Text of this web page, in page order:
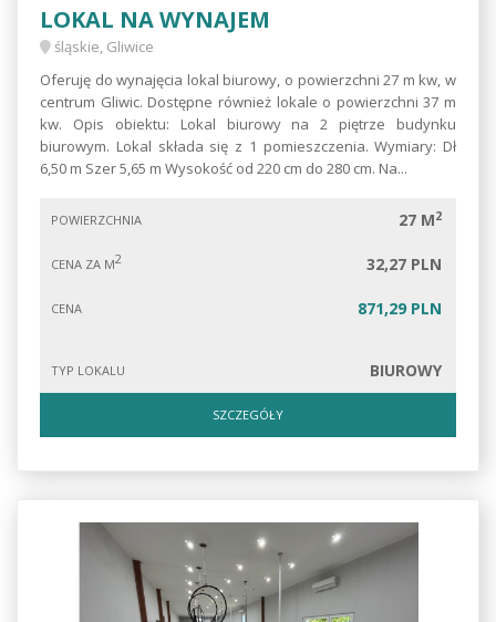
LOKAL NA WYNAJEM
śląskie, Gliwice
Oferuję do wynajęcia lokal biurowy, o powierzchni 27 m kw, w
centrum Gliwic. Dostępne również lokale o powierzchni 37 m
kw. Opis obiektu: Lokal biurowy na 2 piętrze budynku
biurowym. Lokal składa się z 1 pomieszczenia. Wymiary: Dł
6,50 m Szer 5,65 m Wysokość od 220 cm do 280 cm. Na...
POWIERZCHNIA 27 M2
CENA ZA M2 32,27 PLN
CENA 871,29 PLN
TYP LOKALU BIUROWY
SZCZEGÓŁY